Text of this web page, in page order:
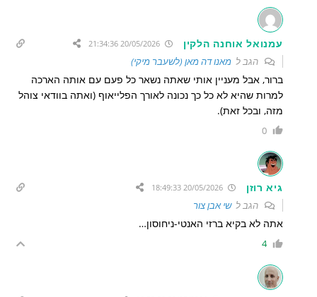
עמנואל אוחנה הלקין 20/05/2026 21:34:36
הגב למאנו דה מאן (לשעבר מיקי)
ברור, אבל מעניין אותי שאתה נשאר כל פעם עם אותה הארכה
למרות שהיא לא כל כך נכונה לאורך הפלייאוף (ואתה בוודאי צוהל
מזה, ובכל זאת).
0
גיא רוזן 20/05/2026 18:49:33
הגב לשי אבן צור
אתה לא בקיא ברזי האנטי-ניחוסון…
4